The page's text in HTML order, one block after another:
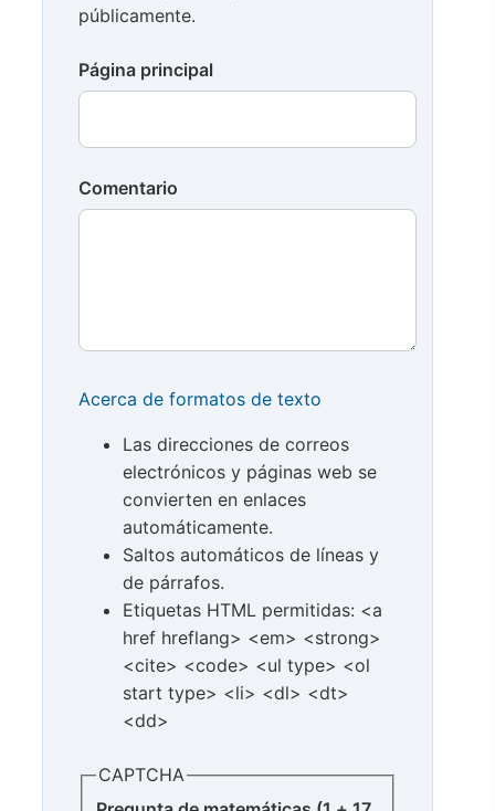
públicamente.
Página principal
Comentario
Acerca de formatos de texto
Las direcciones de correos
electrónicos y páginas web se
convierten en enlaces
automáticamente.
Saltos automáticos de líneas y
de párrafos.
Etiquetas HTML permitidas: <a
href hreflang> <em> <strong>
<cite> <code> <ul type> <ol
start type> <li> <dl> <dt>
<dd>
CAPTCHA